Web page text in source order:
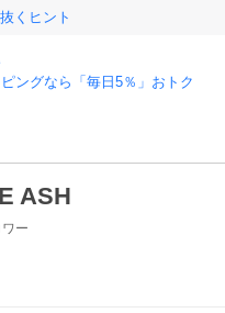
くヒント
ングなら「毎日5％」おトク
ASH
ー